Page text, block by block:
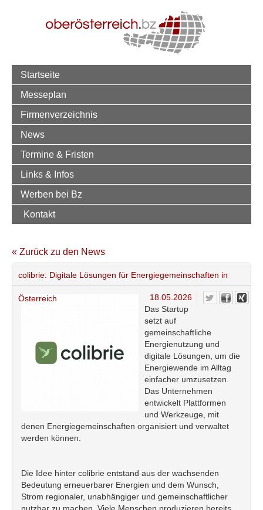
Startseite
Messeplan
Firmenverzeichnis
News
Termine & Fristen
Links & Infos
Werben bei Bz
Kontakt
« Zurück zu den News
colibrie: Digitale Lösungen für Energiegemeinschaften in
Österreich
18.05.2026
Das Startup
setzt auf
gemeinschaftliche
Energienutzung und
digitale Lösungen, um die
Energiewende im Alltag
einfacher umzusetzen.
Das Unternehmen
entwickelt Plattformen
und Werkzeuge, mit
denen Energiegemeinschaften organisiert und verwaltet
werden können.
Die Idee hinter colibrie entstand aus der wachsenden
Bedeutung erneuerbarer Energien und dem Wunsch,
Strom regionaler, unabhängiger und gemeinschaftlicher